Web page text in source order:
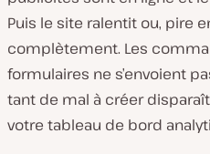
Puis le site ralentit ou, pire
complètement. Les
formulaires ne s’envoient
tant de mal à créer
votre tableau de bord